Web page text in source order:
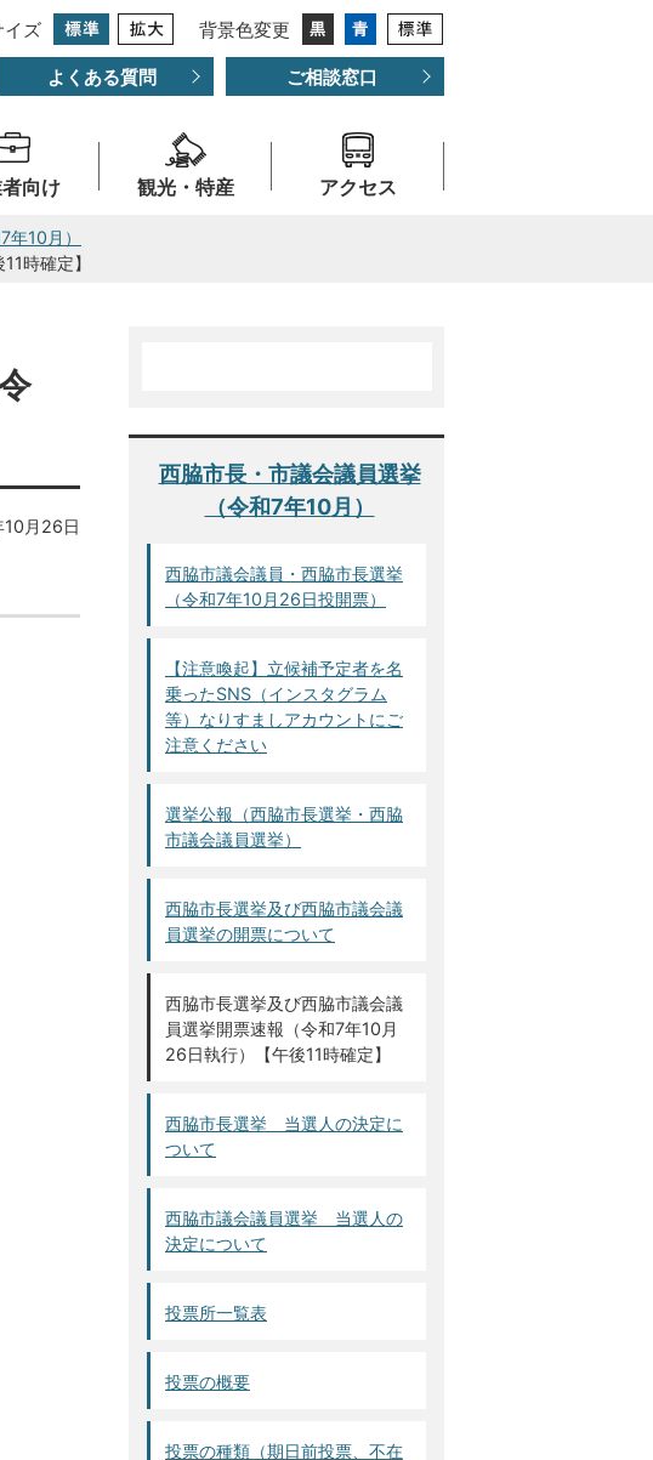
イズ 背景色変更
よくある質問 ご相談窓口
向け 観光・特産 アクセス
10月）
時確定】
月26日
西脇市長・市議会議員選挙
（令和7年10月）
西脇市議会議員・西脇市長選挙
（令和7年10月26日投開票）
【注意喚起】立候補予定者を名
乗ったSNS（インスタグラム
等）なりすましアカウントにご
注意ください
選挙公報（西脇市長選挙・西脇
市議会議員選挙）
西脇市長選挙及び西脇市議会議
員選挙の開票について
西脇市長選挙及び西脇市議会議
員選挙開票速報（令和7年10月
26日執行）【午後11時確定】
西脇市長選挙 当選人の決定に
ついて
西脇市議会議員選挙 当選人の
決定について
投票所一覧表
投票の概要
投票の種類（期日前投票、不在